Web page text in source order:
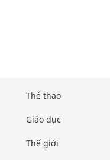
Thể thao
Giáo dục
Thế giới